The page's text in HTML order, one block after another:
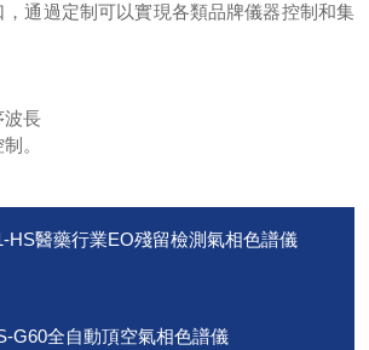
，通過定制可以實現各類品牌儀器控制和集
波長
。
HS醫藥行業EO殘留檢測氣相色譜儀
G60全自動頂空氣相色譜儀